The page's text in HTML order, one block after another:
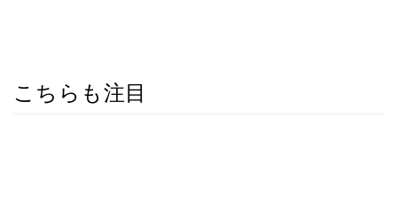
こちらも注目